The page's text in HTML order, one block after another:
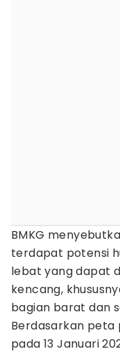
BMKG
terdapat potensi
lebat yang dapat
kencang,
bagian barat dan
Berdasarkan peta
pada 13 Januari